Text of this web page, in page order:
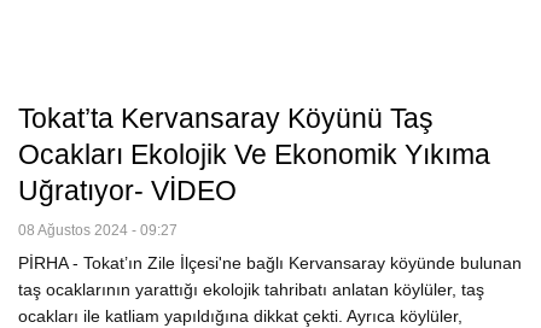
Tokat’ta Kervansaray Köyünü Taş
Ocakları Ekolojik Ve Ekonomik Yıkıma
Uğratıyor- VİDEO
08 Ağustos 2024 - 09:27
PİRHA - Tokat’ın Zile İlçesi'ne bağlı Kervansaray köyünde bulunan
taş ocaklarının yarattığı ekolojik tahribatı anlatan köylüler, taş
ocakları ile katliam yapıldığına dikkat çekti. Ayrıca köylüler,